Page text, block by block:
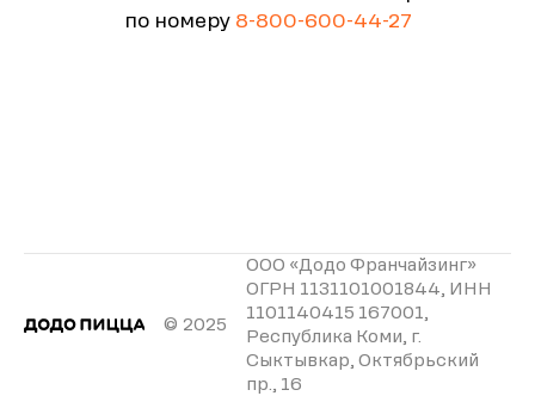
по номеру 8-800-600-44-27
© 2025
ООО «Додо Франчайзинг»
ОГРН 1131101001844, ИНН
1101140415 167001,
Республика Коми, г.
Сыктывкар, Октябрьский
пр., 16